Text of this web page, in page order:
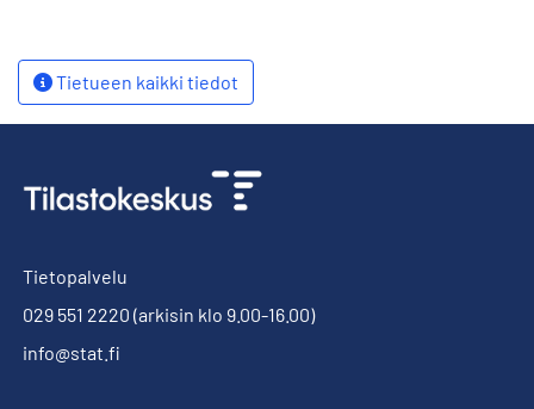
Tietueen kaikki tiedot
Tietopalvelu
029 551 2220 (arkisin klo 9.00-16.00)
info@stat.fi